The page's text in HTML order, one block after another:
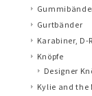
Gurtbänder
Karabiner, D-
Knöpfe
Designer
Kylie and the